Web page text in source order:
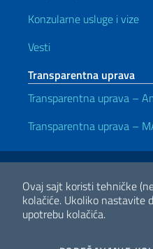
Ovaj sajt koristi tehničke
kolačiće. Ukoliko nastavite
upotrebu kolačića.
Konzularne usluge i vize
Vesti
Transparentna uprava
Transparentna uprava –
Transparentna uprava –
Korisni linkovi